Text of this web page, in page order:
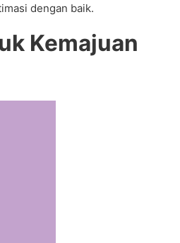
dengan baik.
Kemajuan